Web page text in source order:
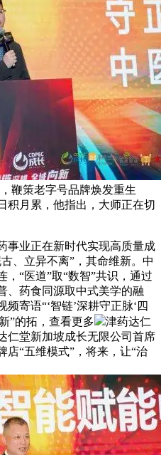
鞭策老字号品牌焕发重生
积月累，他指出，大师正在切
业正在新时代实现高质量成
、立异不离”，其命维新。中
“医道”取“数智”共识，通过
、药食同源取中式美学的融
寄语“‘智链’深耕守正脉‘四
”的拓，查看更多
津药达仁
仁堂新加坡成长无限公司首席
店“五维模式”，将来，让“治